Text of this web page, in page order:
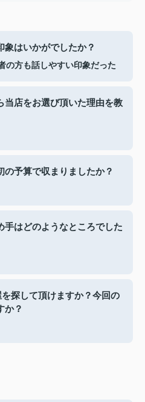
象はいかがでしたか？
の方も話しやすい印象だった
当店をお選び頂いた理由を教
予算で収まりましたか？
手はどのようなところでした
探して頂けますか？今回の
か？